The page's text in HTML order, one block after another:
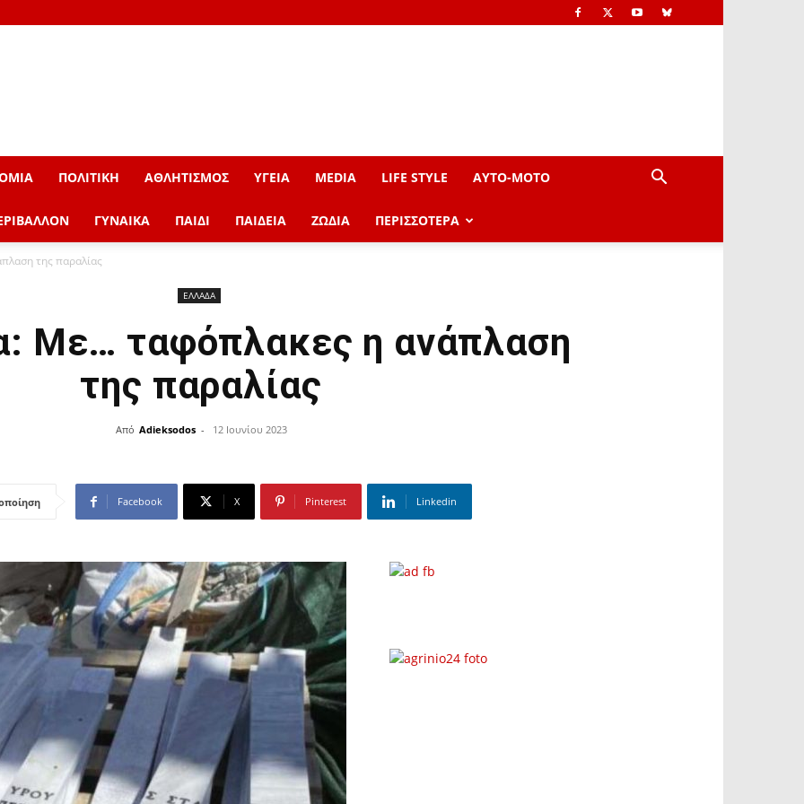
ΠΟΛΙΤΙΚΗ ΑΘΛΗΤΙΣΜΟΣ ΥΓΕΙΑ MEDIA LIFE STYLE AYTO-ΜOTO
ΓΥΝΑΙΚΑ ΠΑΙΔΙ ΠΑΙΔΕΙΑ ΖΩΔΙΑ ΠΕΡΙΣΣΟΤΕΡΑ
της παραλίας
ΕΛΛΑΔΑ
Με… ταφόπλακες η ανάπλαση
της παραλίας
Από Adieksodos - 12 Ιουνίου 2023
Facebook X Pinterest Linkedin